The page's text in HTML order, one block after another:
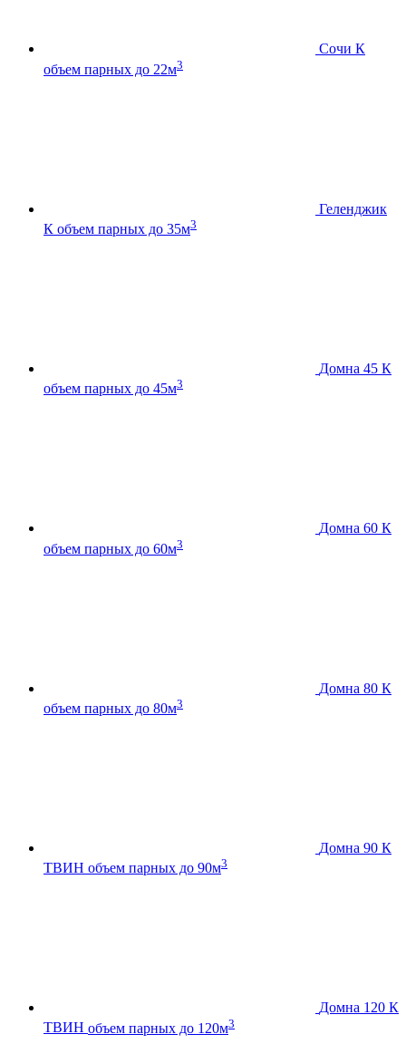
Сочи К
объем парных до 22м3
Геленджик
К объем парных до 35м3
Домна 45 К
объем парных до 45м3
Домна 60 К
объем парных до 60м3
Домна 80 К
объем парных до 80м3
Домна 90 К
ТВИН объем парных до 90м3
Домна 120 К
ТВИН объем парных до 120м3